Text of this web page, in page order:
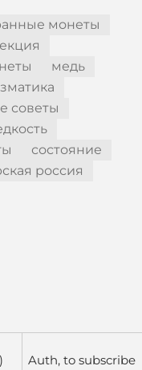
монеты
медь
советы
состояние
россия
Auth, to subscribe